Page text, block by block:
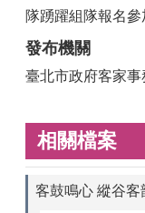
隊踴躍組隊報名參
發布機關
臺北市政府客家事
相關檔案
客鼓鳴心 縱谷